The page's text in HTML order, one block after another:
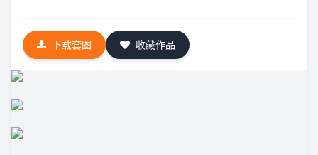
下载套图 收藏作品